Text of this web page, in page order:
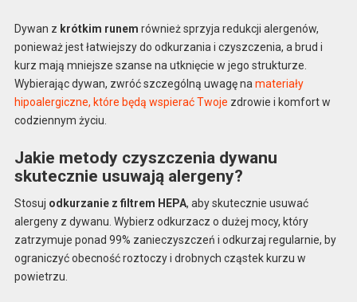
Dywan z krótkim runem również sprzyja redukcji alergenów,
ponieważ jest łatwiejszy do odkurzania i czyszczenia, a brud i
kurz mają mniejsze szanse na utknięcie w jego strukturze.
Wybierając dywan, zwróć szczególną uwagę namateriały
hipoalergiczne, które będą wspierać Twoje zdrowie i komfort w
codziennym życiu.
Jakie metody czyszczenia dywanu
skutecznie usuwają alergeny?
Stosuj odkurzanie z filtrem HEPA, aby skutecznie usuwać
alergeny z dywanu. Wybierz odkurzacz o dużej mocy, który
zatrzymuje ponad 99% zanieczyszczeń i odkurzaj regularnie, by
ograniczyć obecność roztoczy i drobnych cząstek kurzu w
powietrzu.